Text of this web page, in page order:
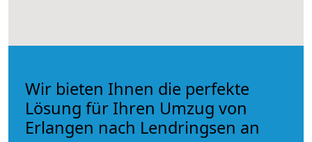
Wir bieten Ihnen die perfekte
Lösung für Ihren Umzug von
Erlangen nach Lendringsen an